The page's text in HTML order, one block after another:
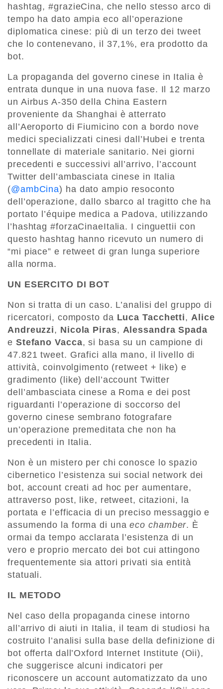
hashtag, #grazieCina, che nello stesso arco di
tempo ha dato ampia eco all’operazione
diplomatica cinese: più di un terzo dei tweet
che lo contenevano, il 37,1%, era prodotto da
bot.
La propaganda del governo cinese in Italia è
entrata dunque in una nuova fase. Il 12 marzo
un Airbus A-350 della China Eastern
proveniente da Shanghai è atterrato
all’Aeroporto di Fiumicino con a bordo nove
medici specializzati cinesi dall’Hubei e trenta
tonnellate di materiale sanitario. Nei giorni
precedenti e successivi all’arrivo, l’account
Twitter dell’ambasciata cinese in Italia
(@ambCina) ha dato ampio resoconto
dell’operazione, dallo sbarco al tragitto che ha
portato l’équipe medica a Padova, utilizzando
l’hashtag #forzaCinaeItalia. I cinguettii con
questo hashtag hanno ricevuto un numero di
“mi piace” e retweet di gran lunga superiore
alla norma.
UN ESERCITO DI BOT
Non si tratta di un caso. L’analisi del gruppo di
ricercatori, composto da Luca Tacchetti, Alice
Andreuzzi, Nicola Piras, Alessandra Spada
e Stefano Vacca, si basa su un campione di
47.821 tweet. Grafici alla mano, il livello di
attività, coinvolgimento (retweet + like) e
gradimento (like) dell’account Twitter
dell’ambasciata cinese a Roma e dei post
riguardanti l’operazione di soccorso del
governo cinese sembrano fotografare
un’operazione premeditata che non ha
precedenti in Italia.
Non è un mistero per chi conosce lo spazio
cibernetico l’esistenza sui social network dei
bot, account creati ad hoc per aumentare,
attraverso post, like, retweet, citazioni, la
portata e l’efficacia di un preciso messaggio e
assumendo la forma di unaeco chamber. È
ormai da tempo acclarata l’esistenza di un
vero e proprio mercato dei bot cui attingono
frequentemente sia attori privati sia entità
statuali.
IL METODO
Nel caso della propaganda cinese intorno
all’arrivo di aiuti in Italia, il team di studiosi ha
costruito l’analisi sulla base della definizione di
bot offerta dall’Oxford Internet Institute (Oii),
che suggerisce alcuni indicatori per
riconoscere un account automatizzato da uno